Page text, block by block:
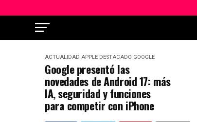
ACTUALIDAD APPLE DESTACADO GOOGLE
Google presentó las
novedades de Android 17: más
IA, seguridad y funciones
para competir con iPhone